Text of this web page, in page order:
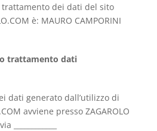
dei dati del sito
è: MAURO CAMPORINI
trattamento dati
dati generato dall’utilizzo di
avviene presso ZAGAROLO
____________